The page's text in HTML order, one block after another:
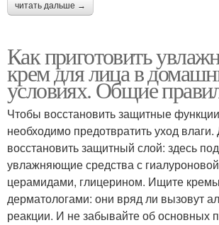
читать дальше →
Как приготовить
крем для лица в
условиях. Общие
Чтобы восстановить защитные
необходимо предотвратить уход
восстановить защитный слой: здесь
увлажняющие средства с
церамидами, глицерином. Ищите
дерматологами: они вряд ли вызовут
реакции. И не забывайте об основных